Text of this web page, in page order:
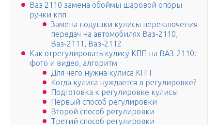
Ваз 2110 замена обоймы шаровой опоры
ручки кпп
Замена подушки кулисы переключения
передач на автомобилях Ваз-2110,
Ваз-2111, Ваз-2112
Как отрегулировать кулису КПП на ВАЗ-2110:
фото и видео, алгоритм
Для чего нужна кулиса КПП
Когда кулиса нуждается в регулировке?
Подготовка к регулировке кулисы
Первый способ регулировки
Второй способ регулировки
Третий способ регулировки